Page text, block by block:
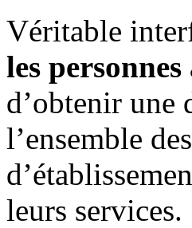
Véritable
les personnes
d’obtenir une
l’ensemble
leurs services.